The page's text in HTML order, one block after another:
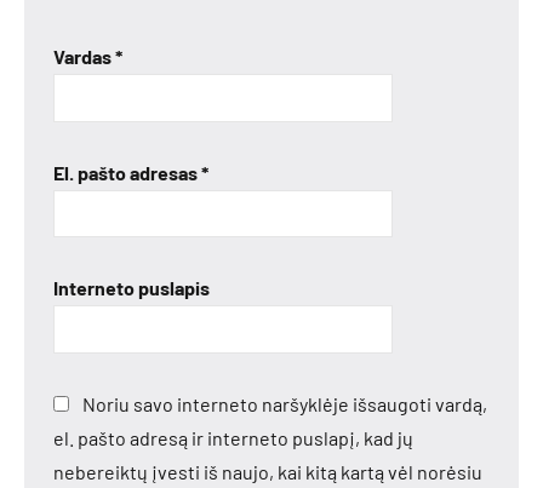
Vardas*
El. pašto adresas*
Interneto puslapis
Noriu savo interneto naršyklėje išsaugoti vardą,
el. pašto adresą ir interneto puslapį, kad jų
nebereiktų įvesti iš naujo, kai kitą kartą vėl norėsiu